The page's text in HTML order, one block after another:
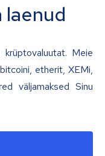
Meie
etherit, XEMi,
väljamaksed Sinu